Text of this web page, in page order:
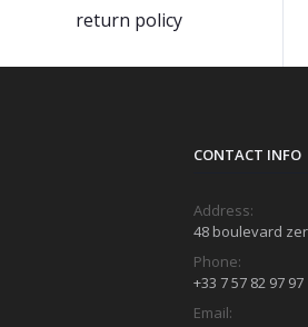
return policy
CONTACT INFO
Address:
48 boulevard
Phone:
+33 7 57 82 97 97
Email: